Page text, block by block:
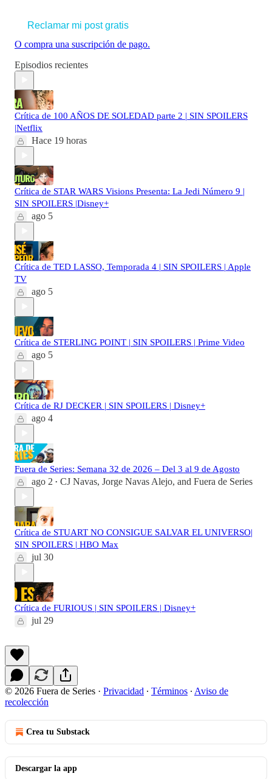
Reclamar mi post gratis
O compra una suscripción de pago.
Episodios recientes
Crítica de 100 AÑOS DE SOLEDAD parte 2 | SIN SPOILERS
|Netflix
Hace 19 horas
Crítica de STAR WARS Visions Presenta: La Jedi Número 9 |
SIN SPOILERS |Disney+
ago 5
Crítica de TED LASSO, Temporada 4 | SIN SPOILERS | Apple
TV
ago 5
Crítica de STERLING POINT | SIN SPOILERS | Prime Video
ago 5
Crítica de RJ DECKER | SIN SPOILERS | Disney+
ago 4
Fuera de Series: Semana 32 de 2026 – Del 3 al 9 de Agosto
ago 2 • CJ Navas, Jorge Navas Alejo, and Fuera de Series
Crítica de STUART NO CONSIGUE SALVAR EL UNIVERSO|
SIN SPOILERS | HBO Max
jul 30
Crítica de FURIOUS | SIN SPOILERS | Disney+
jul 29
© 2026 Fuera de Series · Privacidad ∙ Términos ∙ Aviso de
recolección
Crea tu Substack
Descargar la app